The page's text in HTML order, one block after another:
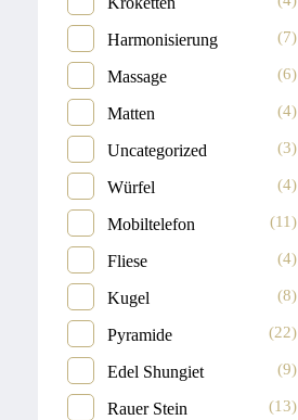
Harmonisierung (7)
Massage (6)
Matten (4)
Uncategorized (3)
Würfel (4)
Mobiltelefon (11)
Fliese (4)
Kugel (8)
Pyramide (22)
Edel Shungiet (9)
Rauer Stein (13)